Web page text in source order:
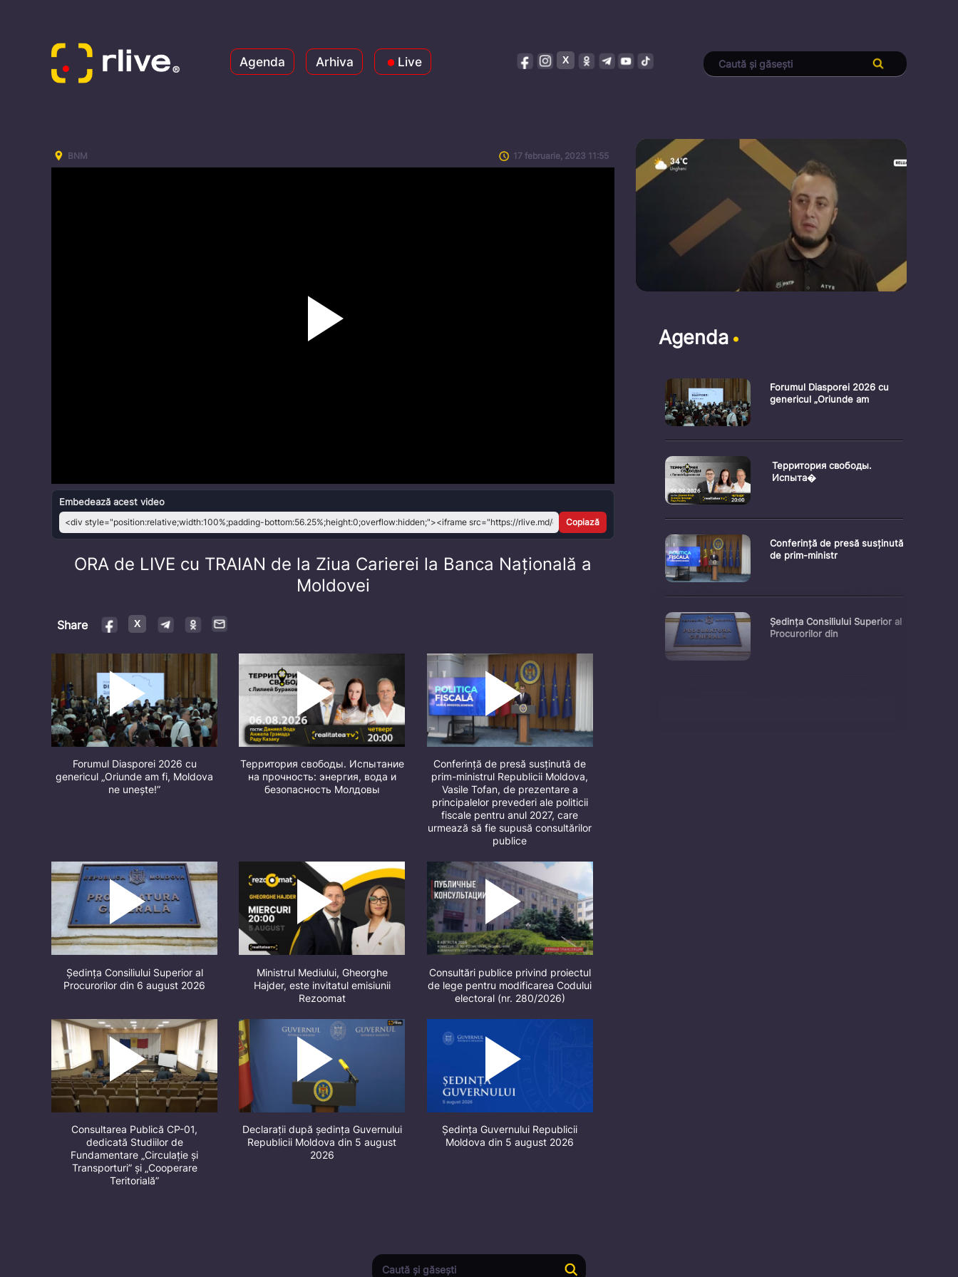
Agenda Arhiva Live
BNM 17 februarie, 2023 11:55
Embedează acest video
Copiază
ORA de LIVE cu TRAIAN de la Ziua Carierei la Banca Națională a
Moldovei
Share
Forumul Diasporei 2026 cu
genericul „Oriunde am fi, Moldova
ne unește!”
Территория свободы. Испытание
на прочность: энергия, вода и
безопасность Молдовы
Conferință de presă susținută de
prim-ministrul Republicii Moldova,
Vasile Tofan, de prezentare a
principalelor prevederi ale politicii
fiscale pentru anul 2027, care
urmează să fie supusă consultărilor
publice
Ședința Consiliului Superior al
Procurorilor din 6 august 2026
Ministrul Mediului, Gheorghe
Hajder, este invitatul emisiunii
Rezoomat
Consultări publice privind proiectul
de lege pentru modificarea Codului
electoral (nr. 280/2026)
Consultarea Publică CP-01,
dedicată Studiilor de
Fundamentare „Circulație și
Transporturi” și „Cooperare
Teritorială”
Declarații după ședința Guvernului
Republicii Moldova din 5 august
2026
Ședința Guvernului Republicii
Moldova din 5 august 2026
Agenda
Forumul Diasporei 2026 cu
genericul „Oriunde am
Территория свободы.
Испыта�
Conferință de presă susținută
de prim-ministr
Ședința Consiliului Superior al
Procurorilor din